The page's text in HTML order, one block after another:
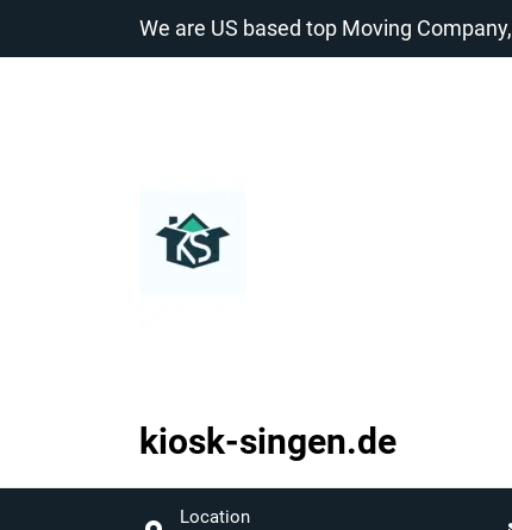
We are US based top Moving
kiosk-
kiosk-singen.de
Location